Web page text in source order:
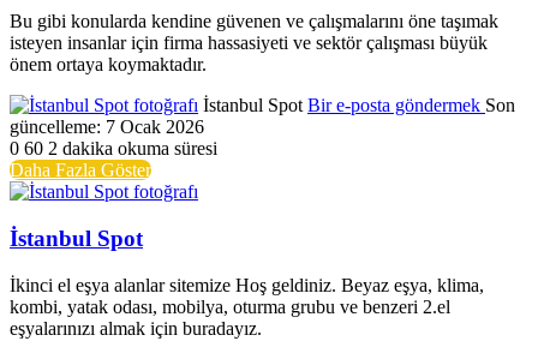
Bu gibi konularda kendine güvenen ve çalışmalarını öne taşımak
isteyen insanlar için firma hassasiyeti ve sektör çalışması büyük
önem ortaya koymaktadır.
İstanbul Spot Bir e-posta göndermek Son
güncelleme: 7 Ocak 2026
0 60 2 dakika okuma süresi
Daha Fazla Göster
İstanbul Spot
İkinci el eşya alanlar sitemize Hoş geldiniz. Beyaz eşya, klima,
kombi, yatak odası, mobilya, oturma grubu ve benzeri 2.el
eşyalarınızı almak için buradayız.